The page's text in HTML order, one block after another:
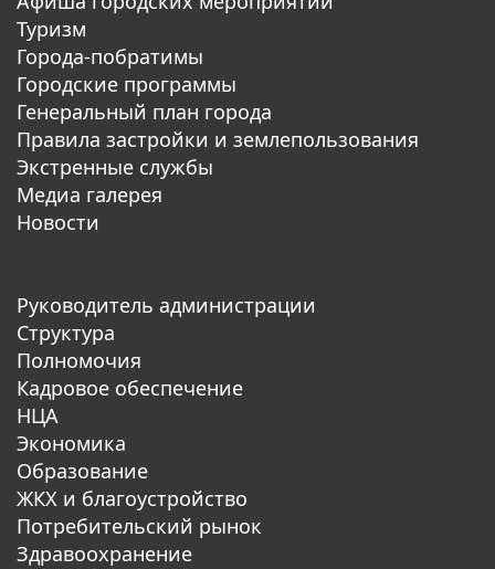
Туризм
Города-побратимы
Городские программы
Генеральный план города
Правила застройки и землепользования
Экстренные службы
Медиа галерея
Новости
Руководитель администрации
Структура
Полномочия
Кадровое обеспечение
НЦА
Экономика
Образование
ЖКХ и благоустройство
Потребительский рынок
Здравоохранение